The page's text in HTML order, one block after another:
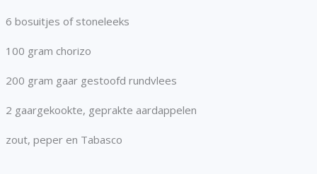
6 bosuitjes of stoneleeks
100 gram chorizo
200 gram gaar gestoofd rundvlees
2 gaargekookte, geprakte aardappelen
zout, peper en Tabasco